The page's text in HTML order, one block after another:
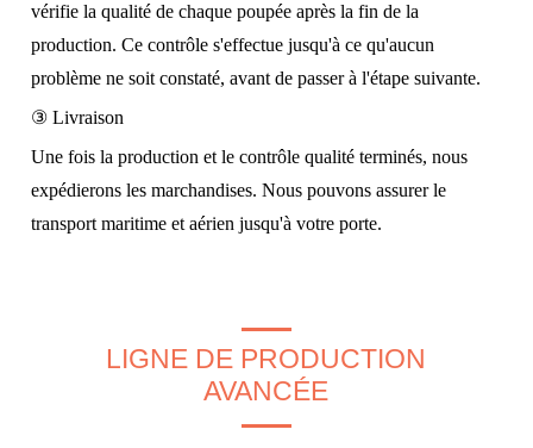
vérifie la qualité de chaque poupée après la fin de la
production. Ce contrôle s'effectue jusqu'à ce qu'aucun
problème ne soit constaté, avant de passer à l'étape suivante.
③ Livraison
Une fois la production et le contrôle qualité terminés, nous
expédierons les marchandises. Nous pouvons assurer le
transport maritime et aérien jusqu'à votre porte.
LIGNE DE PRODUCTION
AVANCÉE